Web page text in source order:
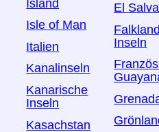
Island
Isle of Man
Italien
Kanalinseln
Kanarische
Inseln
Kasachstan
El
Falkland
Inseln